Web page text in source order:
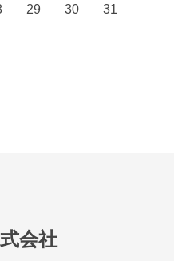
29 30 31
会社